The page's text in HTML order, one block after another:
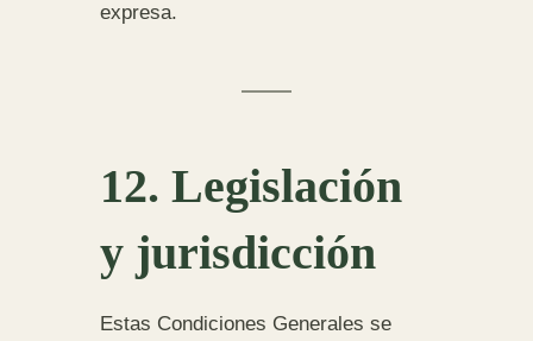
expresa.
12. Legislación
y jurisdicción
Estas Condiciones Generales se